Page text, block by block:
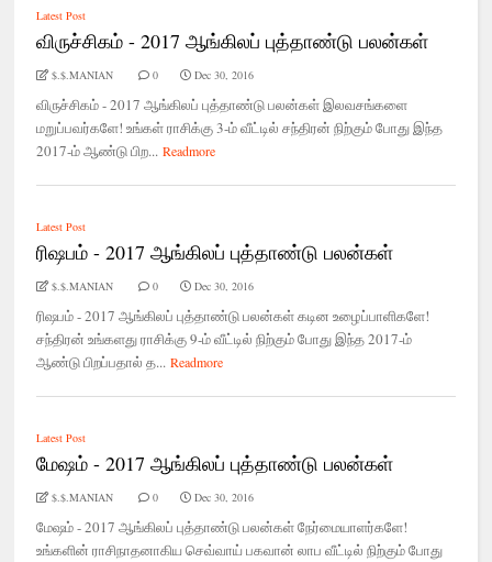
Latest Post
விருச்சிகம் - 2017 ஆங்கிலப் புத்தாண்டு பலன்கள்
$.$.MANIAN 0 Dec 30, 2016
விருச்சிகம் - 2017 ஆங்கிலப் புத்தாண்டு பலன்கள் இலவசங்களை
மறுப்பவர்களே! உங்கள் ராசிக்கு 3-ம் வீட்டில் சந்திரன் நிற்கும் போது இந்த
2017-ம் ஆண்டு பிற... Readmore
Latest Post
ரிஷபம் - 2017 ஆங்கிலப் புத்தாண்டு பலன்கள்
$.$.MANIAN 0 Dec 30, 2016
ரிஷபம் - 2017 ஆங்கிலப் புத்தாண்டு பலன்கள் கடின உழைப்பாளிகளே!
சந்திரன் உங்களது ராசிக்கு 9-ம் வீட்டில் நிற்கும் போது இந்த 2017-ம்
ஆண்டு பிறப்பதால் த... Readmore
Latest Post
மேஷம் - 2017 ஆங்கிலப் புத்தாண்டு பலன்கள்
$.$.MANIAN 0 Dec 30, 2016
மேஷம் - 2017 ஆங்கிலப் புத்தாண்டு பலன்கள் நேர்மையாளர்களே!
உங்களின் ராசிநாதனாகிய செவ்வாய் பகவான் லாப வீட்டில் நிற்கும் போது